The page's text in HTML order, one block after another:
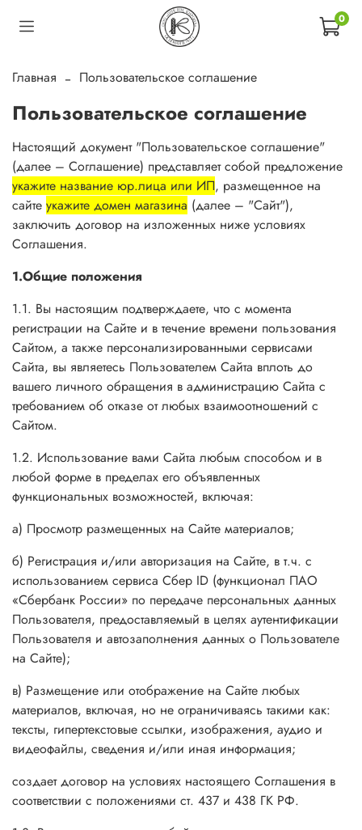
0
Главная Пользовательское соглашение
Пользовательское соглашение
Настоящий документ "Пользовательское соглашение"
(далее – Соглашение) представляет собой предложение
укажите название юр.лица или ИП, размещенное на
сайте укажите домен магазина (далее – "Сайт"),
заключить договор на изложенных ниже условиях
Соглашения.
1.Общие положения
1.1. Вы настоящим подтверждаете, что с момента
регистрации на Сайте и в течение времени пользования
Сайтом, а также персонализированными сервисами
Сайта, вы являетесь Пользователем Сайта вплоть до
вашего личного обращения в администрацию Сайта с
требованием об отказе от любых взаимоотношений с
Сайтом.
1.2. Использование вами Сайта любым способом и в
любой форме в пределах его объявленных
функциональных возможностей, включая:
а) Просмотр размещенных на Сайте материалов;
б) Регистрация и/или авторизация на Сайте, в т.ч. с
использованием сервиса Сбер ID (функционал ПАО
«Сбербанк России» по передаче персональных данных
Пользователя, предоставляемый в целях аутентификации
Пользователя и автозаполнения данных о Пользователе
на Сайте);
в) Размещение или отображение на Сайте любых
материалов, включая, но не ограничиваясь такими как:
тексты, гипертекстовые ссылки, изображения, аудио и
видеофайлы, сведения и/или иная информация;
создает договор на условиях настоящего Соглашения в
соответствии с положениями ст. 437 и 438 ГК РФ.